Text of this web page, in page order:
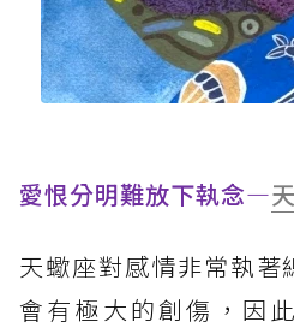
愛恨分明難放下執念—
天蠍座對感情非常執著
會有極大的創傷，因